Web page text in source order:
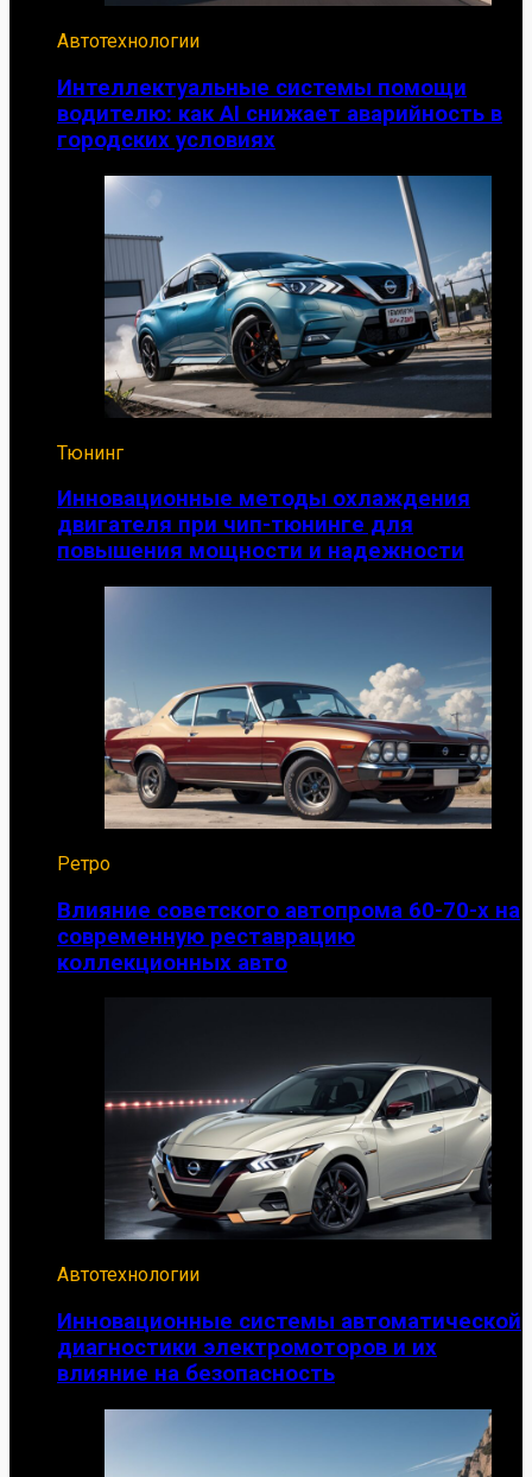
Автотехнологии
Интеллектуальные системы помощи
водителю: как AI снижает аварийность в
городских условиях
Тюнинг
Инновационные методы охлаждения
двигателя при чип-тюнинге для
повышения мощности и надежности
Ретро
Влияние советского автопрома 60-70-х на
современную реставрацию
коллекционных авто
Автотехнологии
Инновационные системы автоматической
диагностики электромоторов и их
влияние на безопасность